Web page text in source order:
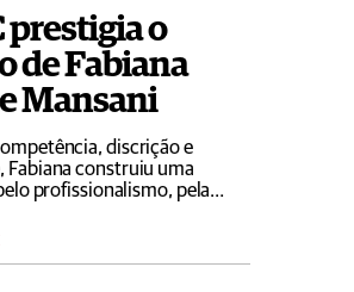
prestigia o
de Fabiana
Mansani
discrição e
Fabiana construiu uma
profissionalismo, pela